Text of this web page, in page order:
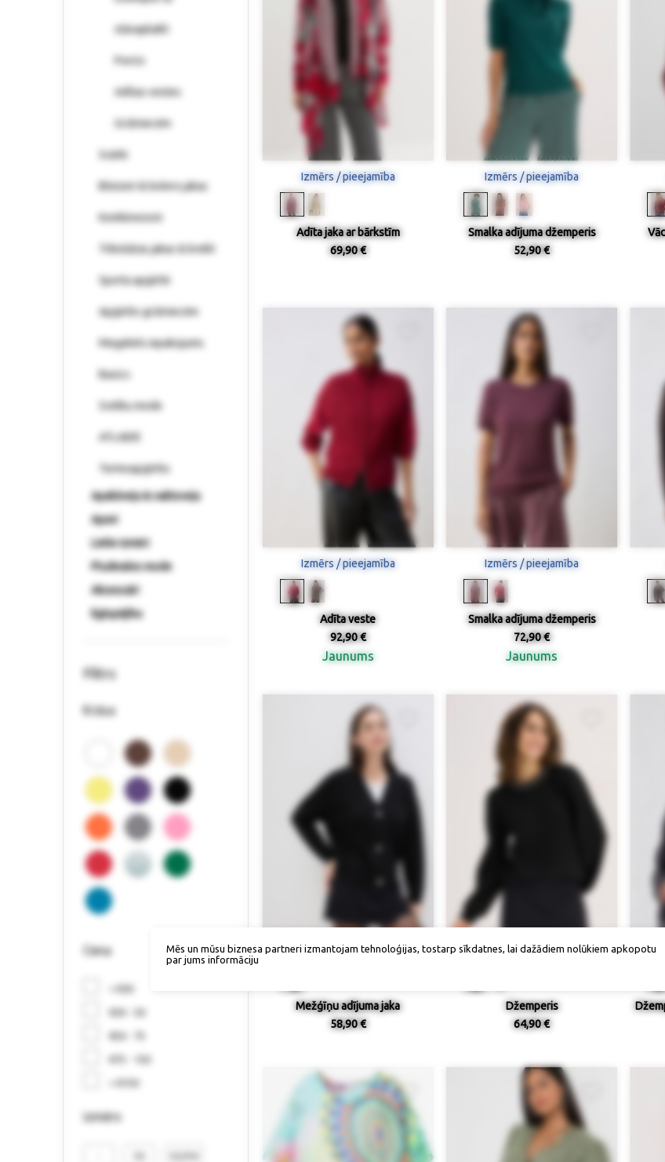
stāvapkakli
Pončo
Adītas vestes
Grūtniecēm
Svārki
Bleizeri & bolero jakas
Kombinezoni
Trikotāžas jakas & krekli
Sporta apģērbi
Apģērbs grūtniecēm
Megaliels iepakojums
Basics
Svētku mode
ATLAIDE
Termoapģērbs
Apakšveļa & naktsveļa
Apavi
Lielie izmēri
Pludmales mode
Aksesuāri
Ilgtspējība
Filtrs
Krāsa
Cena
< €30
€30 - 50
€50 - 75
€75 - 150
> €150
izmērs
Izmērs / pieejamība
Adīta jaka ar bārkstīm
69,90 €
Izmērs / pieejamība
Smalka adījuma džemperis
52,90 €
Izmērs / pieejamība
Adīta veste
92,90 €
Jaunums
Izmērs / pieejamība
Smalka adījuma džemperis
72,90 €
Jaunums
Izmērs / pieejamība
Mežģīņu adījuma jaka
58,90 €
Izmērs / pieejamība
Džemperis
64,90 €
Mēs un mūsu biznesa partneri izmantojam tehnoloģijas, tostarp sīkdatnes, lai dažādiem nolūkiem apkopotu
par jums informāciju